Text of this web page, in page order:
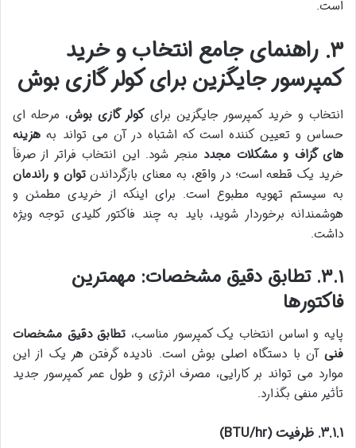
است.
۳. راهنمای جامع انتخاب و خرید
کمپرسور جایگزین برای کولر گازی بوش
انتخاب و خرید کمپرسور جایگزین برایکولر گازی بوش، مرحله ای
حساس و تعیین کننده است که اشتباه در آن می تواند به هزینه
های گزاف و مشکلات مجدد منجر شود. این انتخاب فراتر از صرفاً
خرید یک قطعه است؛ در واقع، به معنای بازگرداندنتوان و راندمان
به سیستم تهویه مطبوع است. برای اینکه از خریدی مطمئن و
هوشمندانه برخوردار شوید، باید به چند فاکتور کلیدی توجه ویژه
داشت.
۳.۱. تطابق دقیق مشخصات: مهمترین
فاکتورها
پایه و اساس انتخاب یک کمپرسور مناسب، تطابق دقیق مشخصات
فنی آن با دستگاه اصلی بوش است. نادیده گرفتن هر یک از این
موارد می تواند بر کارایی، مصرف انرژی و طول عمر کمپرسور جدید
تأثیر منفی بگذارد.
۳.۱.۱. ظرفیت (BTU/hr)